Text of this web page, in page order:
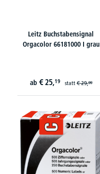
Leitz Buchstabensignal
Orgacolor 66181000 I grau
ab € 25,19 statt€ 29,99